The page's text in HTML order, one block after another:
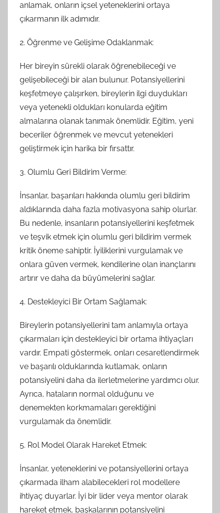
anlamak, onların içsel yeteneklerini ortaya
çıkarmanın ilk adımıdır.
2. Öğrenme ve Gelişime Odaklanmak:
Her bireyin sürekli olarak öğrenebileceği ve
gelişebileceği bir alan bulunur. Potansiyellerini
keşfetmeye çalışırken, bireylerin ilgi duydukları
veya yetenekli oldukları konularda eğitim
almalarına olanak tanımak önemlidir. Eğitim, yeni
beceriler öğrenmek ve mevcut yetenekleri
geliştirmek için harika bir fırsattır.
3. Olumlu Geri Bildirim Verme:
İnsanlar, başarıları hakkında olumlu geri bildirim
aldıklarında daha fazla motivasyona sahip olurlar.
Bu nedenle, insanların potansiyellerini keşfetmek
ve teşvik etmek için olumlu geri bildirim vermek
kritik öneme sahiptir. İyiliklerini vurgulamak ve
onlara güven vermek, kendilerine olan inançlarını
artırır ve daha da büyümelerini sağlar.
4. Destekleyici Bir Ortam Sağlamak:
Bireylerin potansiyellerini tam anlamıyla ortaya
çıkarmaları için destekleyici bir ortama ihtiyaçları
vardır. Empati göstermek, onları cesaretlendirmek
ve başarılı olduklarında kutlamak, onların
potansiyelini daha da ilerletmelerine yardımcı olur.
Ayrıca, hataların normal olduğunu ve
denemekten korkmamaları gerektiğini
vurgulamak da önemlidir.
5. Rol Model Olarak Hareket Etmek:
İnsanlar, yeteneklerini ve potansiyellerini ortaya
çıkarmada ilham alabilecekleri rol modellere
ihtiyaç duyarlar. İyi bir lider veya mentor olarak
hareket etmek, başkalarının potansiyelini